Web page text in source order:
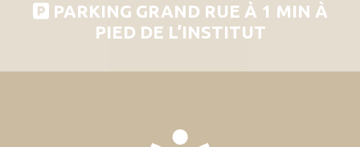
PARKING GRAND RUE À 1 MIN À
PIED DE L’INSTITUT